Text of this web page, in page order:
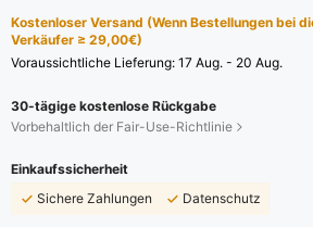
Kostenloser Versand (Wenn Bestellungen bei
Verkäufer ≥ 29,00€)
Voraussichtliche Lieferung: 17 Aug. - 20 Aug.
30-tägige kostenlose Rückgabe
Vorbehaltlich der Fair-Use-Richtlinie
Einkaufssicherheit
Sichere Zahlungen
Datenschutz